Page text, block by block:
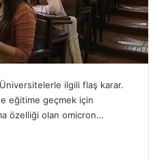
ilgili flaş karar.
eğitime geçmek için
özelliği olan omicron…